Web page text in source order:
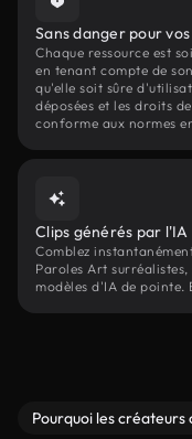
Sans danger pour
Chaque ressource est
en tenant compte de
qu'elle soit sûre
déposées et les droits
conforme aux normes
Clips générés par l'IA
Comblez
Paroles Art
modèles d'IA de
Pourquoi les créateurs